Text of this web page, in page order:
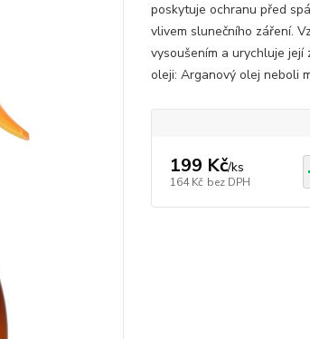
poskytuje ochranu před
vlivem slunečního záření.
vysoušením a urychluje její
oleji: Arganový olej neboli
199 Kč/ks
164 Kč bez DPH